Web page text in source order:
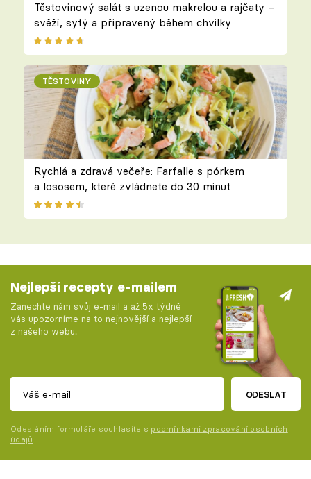
Těstovinový salát s uzenou makrelou a rajčaty –
svěží, sytý a připravený během chvilky
TĚSTOVINY
Rychlá a zdravá večeře: Farfalle s pórkem
a lososem, které zvládnete do 30 minut
Nejlepší recepty e-mailem
Zanechte nám svůj e-mail a až 5x týdně
vás upozorníme na to nejnovější a nejlepší
z našeho webu.
ODESLAT
Odesláním formuláře souhlasíte s podmínkami zpracování osobních
údajů